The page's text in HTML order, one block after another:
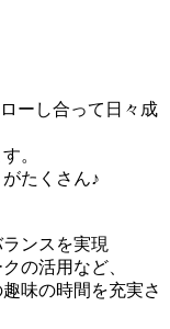
ーし合って日々成
。
たくさん♪
ンスを実現
の活用など、
味の時間を充実さ